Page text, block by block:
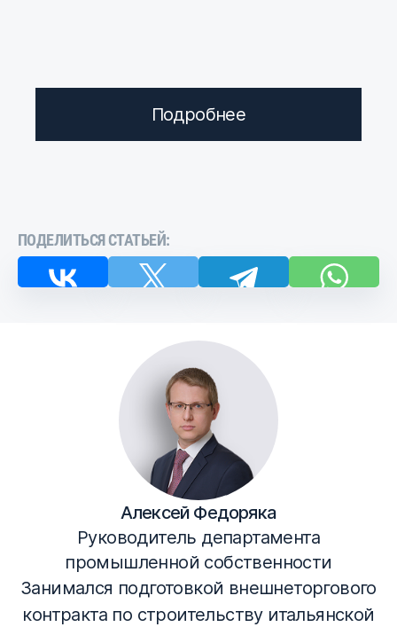
Подробнее
ПОДЕЛИТЬСЯ СТАТЬЕЙ:
Алексей Федоряка
Руководитель департамента
промышленной собственности
Занимался подготовкой внешнеторгового
контракта по строительству итальянской